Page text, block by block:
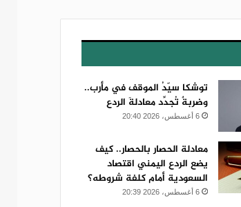
توشكا سيّدُ الموقف في مأرب..
وضربةٌ تُجدِّد معادلةَ الردع
6 أغسطس، 2026 20:40
معادلة الحصار بالحصار.. كيف
يضع الردع اليمني اقتصاد
السعودية أمام كلفة شروطه؟
6 أغسطس، 2026 20:39